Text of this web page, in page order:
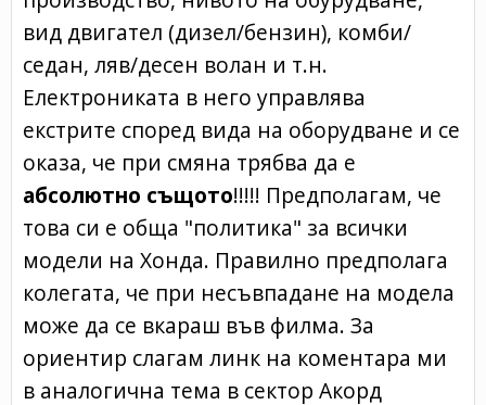
вид двигател (дизел/бензин), комби/
седан, ляв/десен волан и т.н.
Електрониката в него управлява
екстрите според вида на оборудване и се
оказа, че при смяна трябва да е
абсолютно същото!!!!! Предполагам, че
това си е обща "политика" за всички
модели на Хонда. Правилно предполага
колегата, че при несъвпадане на модела
може да се вкараш във филма. За
ориентир слагам линк на коментара ми
в аналогична тема в сектор Акорд